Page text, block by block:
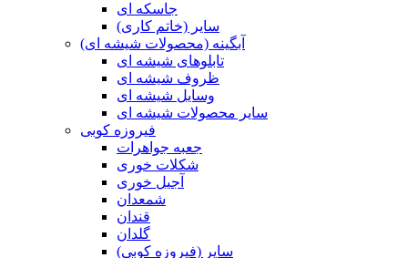
جاسکه ای
سایر (خاتم کاری)
آبگینه (محصولات شیشه ای)
تابلوهای شیشه ای
ظروف شیشه ای
وسایل شیشه ای
سایر محصولات شیشه ای
فیروزه کوبی
جعبه جواهرات
شکلات خوری
آجیل خوری
شمعدان
قندان
گلدان
سایر (فیروزه کوبی)